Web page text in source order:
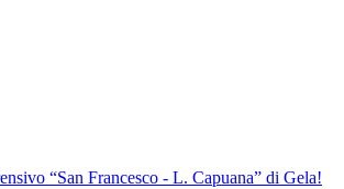
“San Francesco - L. Capuana” di Gela!